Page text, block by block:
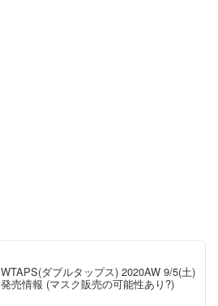
WTAPS(ダブルタップス) 2020AW 9/5(土)
発売情報 (マスク販売の可能性あり?)